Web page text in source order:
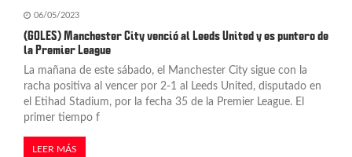
06/05/2023
(GOLES) Manchester City venció al Leeds United y es puntero de
la Premier League
La mañana de este sábado, el Manchester City sigue con la
racha positiva al vencer por 2-1 al Leeds United, disputado en
el Etihad Stadium, por la fecha 35 de la Premier League. El
primer tiempo f
LEER MÁS